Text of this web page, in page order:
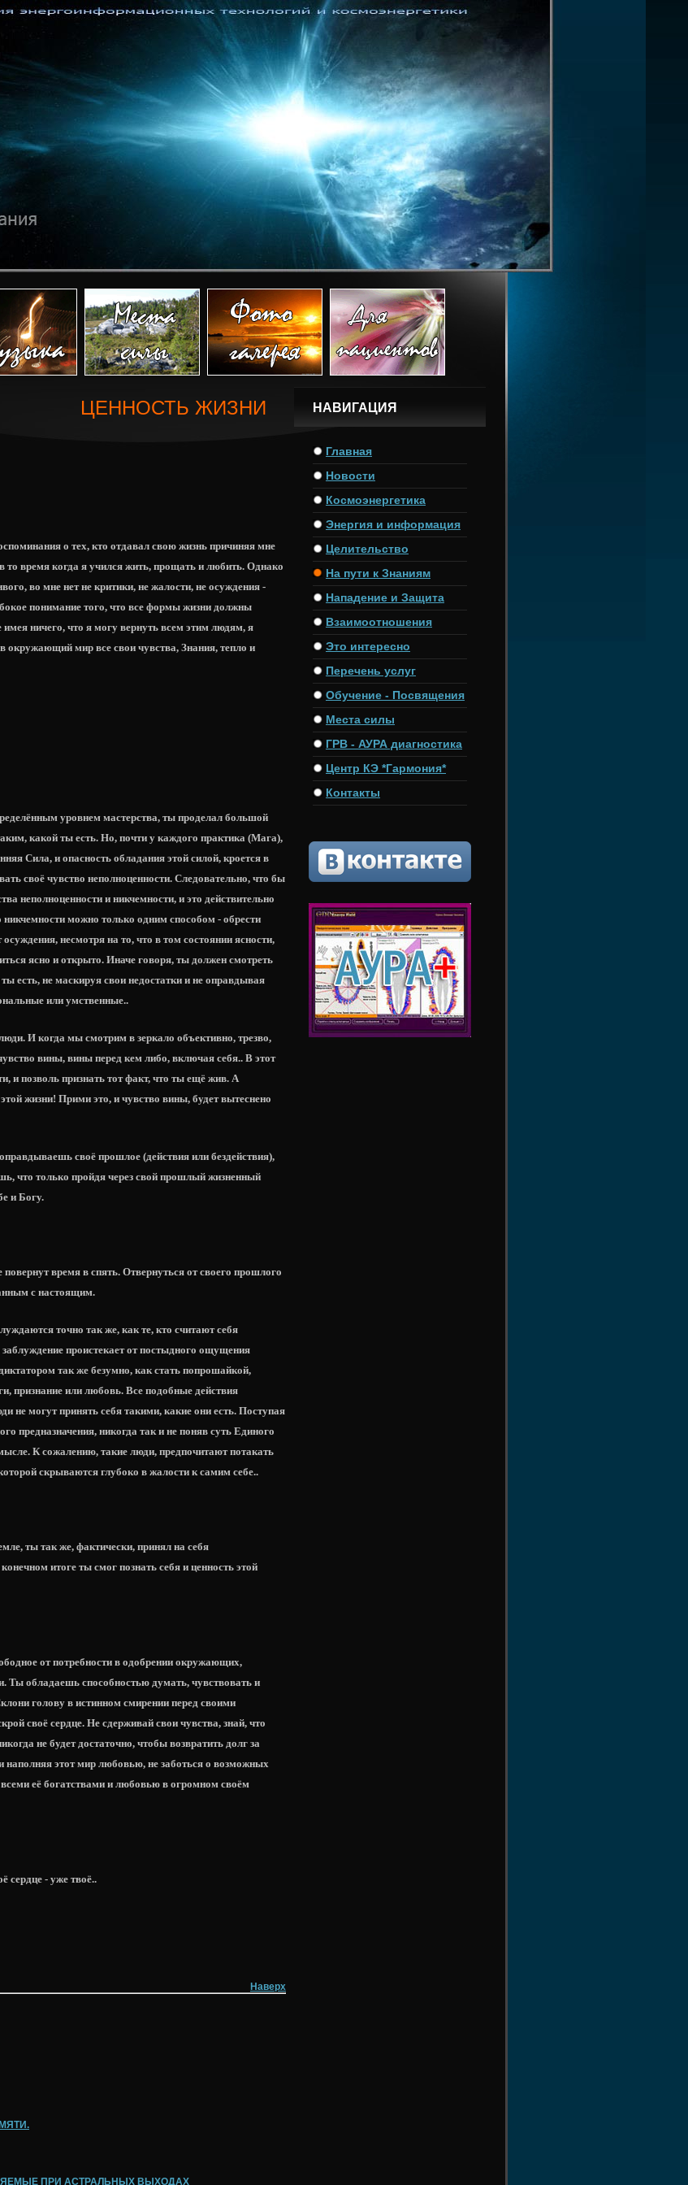
ЦЕННОСТЬ ЖИЗНИ
о тех, кто отдавал свою жизнь причиняя мне
то время когда я учился жить, прощать и любить. Однако
во мне нет не критики, не жалости, не осуждения -
понимание того, что все формы жизни должны
ничего, что я могу вернуть всем этим людям, я
окружающий мир все свои чувства, Знания, тепло и
уровнем мастерства, ты проделал большой
какой ты есть. Но, почти у каждого практика (Мага),
Сила, и опасность обладания этой силой, кроется в
своё чувство неполноценности. Следовательно, что бы
неполноценности и никчемности, и это действительно
можно только одним способом - обрести
несмотря на то, что в том состоянии ясности,
ясно и открыто. Иначе говоря, ты должен смотреть
есть, не маскируя свои недостатки и не оправдывая
или умственные..
И когда мы смотрим в зеркало объективно, трезво,
вины, вины перед кем либо, включая себя.. В этот
и позволь признать тот факт, что ты ещё жив. А
жизни! Прими это, и чувство вины, будет вытеснено
своё прошлое (действия или бездействия),
что только пройдя через свой прошлый жизненный
и Богу.
время в спять. Отвернуться от своего прошлого
с настоящим.
точно так же, как те, кто считают себя
проистекает от постыдного ощущения
так же безумно, как стать попрошайкой,
признание или любовь. Все подобные действия
не могут принять себя такими, какие они есть. Поступая
предназначения, никогда так и не поняв суть Единого
К сожалению, такие люди, предпочитают потакать
скрываются глубоко в жалости к самим себе..
ты так же, фактически, принял на себя
итоге ты смог познать себя и ценность этой
от потребности в одобрении окружающих,
Ты обладаешь способностью думать, чувствовать и
голову в истинном смирении перед своими
своё сердце. Не сдерживай свои чувства, знай, что
не будет достаточно, чтобы возвратить долг за
наполняя этот мир любовью, не заботься о возможных
её богатствами и любовью в огромном своём
сердце - уже твоё..
Наверх
ПРИ АСТРАЛЬНЫХ ВЫХОДАХ
НАВИГАЦИЯ
Главная
Новости
Космоэнергетика
Энергия и информация
Целительство
На пути к Знаниям
Нападение и Защита
Взаимоотношения
Это интересно
Перечень услуг
Обучение - Посвящения
Места силы
ГРВ - АУРА диагностика
Центр КЭ *Гармония*
Контакты